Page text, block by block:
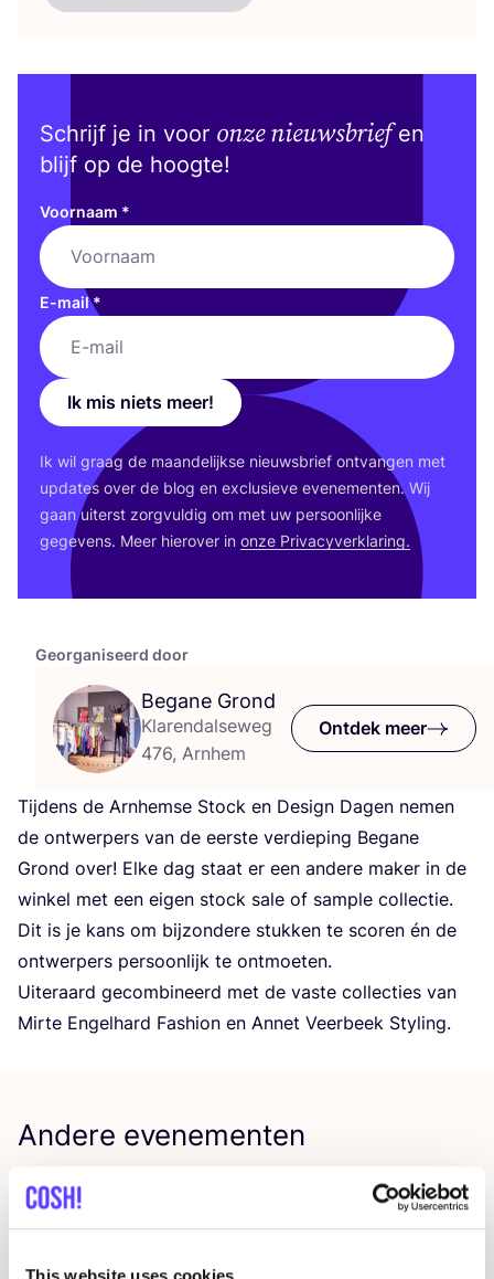
This website uses cookies
Georganiseerd door
Begane Grond
Klarendalseweg
476, Arnhem
Ontdek meer
Tij­dens de Arn­hem­se Stock en Design Dagen nemen
de ont­wer­pers van de eer­ste ver­die­ping Bega­ne
Grond over! Elke dag staat er een ande­re maker in de
win­kel met een eigen stock sale of sam­ple col­lec­tie.
Dit is je kans om bij­zon­de­re stuk­ken te sco­ren én de
ont­wer­pers per­soon­lijk te ontmoeten.
Uiter­aard gecom­bi­neerd met de vas­te col­lec­ties van
Mir­te Engel­hard Fas­hi­on en Annet Veer­beek Styling.
Schrijf je in voor onze nieuwsbriefen
blijf op de hoogte!
Voornaam *
E-mail*
Ik mis niets meer!
Ik wil graag de maan­de­lijk­se nieuws­brief ont­van­gen met
upda­tes over de blog en exclu­sie­ve eve­ne­men­ten. Wij
gaan uiterst zorg­vul­dig om met uw per­soon­lij­ke
gege­vens. Meer hier­over in onze Pri­va­cy­ver­kla­ring.
Andere evenementen